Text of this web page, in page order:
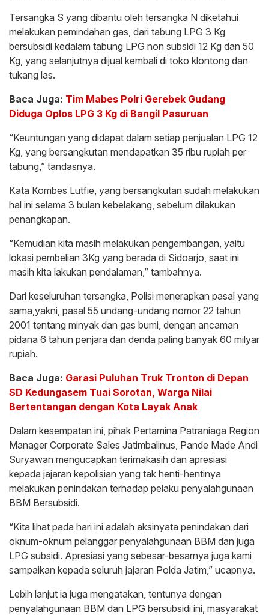
Tersangka S yang dibantu oleh tersangka N diketahui
melakukan pemindahan gas, dari tabung LPG 3 Kg
bersubsidi kedalam tabung LPG non subsidi 12 Kg dan 50
Kg, yang selanjutnya dijual kembali di toko klontong dan
tukang las.
Baca Juga: Tim Mabes Polri Gerebek Gudang
Diduga Oplos LPG 3 Kg di Bangil Pasuruan
“Keuntungan yang didapat dalam setiap penjualan LPG 12
Kg, yang bersangkutan mendapatkan 35 ribu rupiah per
tabung,” tandasnya.
Kata Kombes Lutfie, yang bersangkutan sudah melakukan
hal ini selama 3 bulan kebelakang, sebelum dilakukan
penangkapan.
“Kemudian kita masih melakukan pengembangan, yaitu
lokasi pembelian 3Kg yang berada di Sidoarjo, saat ini
masih kita lakukan pendalaman,” tambahnya.
Dari keseluruhan tersangka, Polisi menerapkan pasal yang
sama,yakni, pasal 55 undang-undang nomor 22 tahun
2001 tentang minyak dan gas bumi, dengan ancaman
pidana 6 tahun penjara dan denda paling banyak 60 milyar
rupiah.
Baca Juga: Garasi Puluhan Truk Tronton di Depan
SD Kedungasem Tuai Sorotan, Warga Nilai
Bertentangan dengan Kota Layak Anak
Dalam kesempatan ini, pihak Pertamina Patraniaga Region
Manager Corporate Sales Jatimbalinus, Pande Made Andi
Suryawan mengucapkan terimakasih dan apresiasi
kepada jajaran kepolisian yang tak henti-hentinya
melakukan penindakan terhadap pelaku penyalahgunaan
BBM Bersubsidi.
“Kita lihat pada hari ini adalah aksinyata penindakan dari
oknum-oknum pelanggar penyalahgunaan BBM dan juga
LPG subsidi. Apresiasi yang sebesar-besarnya juga kami
sampaikan kepada seluruh jajaran Polda Jatim,” ucapnya.
Lebih lanjut ia juga mengatakan, tentunya dengan
penyalahgunaan BBM dan LPG bersubsidi ini, masyarakat